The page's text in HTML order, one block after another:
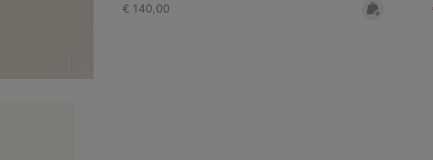
Regular price:
€ 140,00